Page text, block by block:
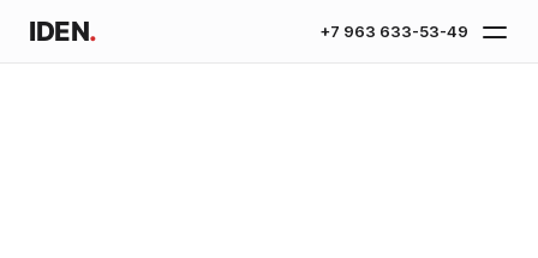
IDEN. +7 963 633-53-49